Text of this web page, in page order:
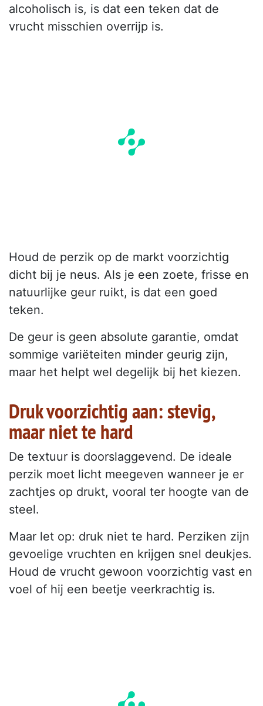
alcoholisch is, is dat een teken dat de
vrucht misschien overrijp is.
Houd de perzik op de markt voorzichtig
dicht bij je neus. Als je een zoete, frisse en
natuurlijke geur ruikt, is dat een goed
teken.
De geur is geen absolute garantie, omdat
sommige variëteiten minder geurig zijn,
maar het helpt wel degelijk bij het kiezen.
Druk voorzichtig aan: stevig,
maar niet te hard
De textuur is doorslaggevend. De ideale
perzik moet licht meegeven wanneer je er
zachtjes op drukt, vooral ter hoogte van de
steel.
Maar let op: druk niet te hard. Perziken zijn
gevoelige vruchten en krijgen snel deukjes.
Houd de vrucht gewoon voorzichtig vast en
voel of hij een beetje veerkrachtig is.